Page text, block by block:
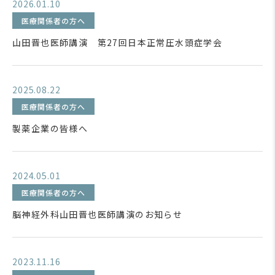
2026.01.10
医療関係者の方へ
山田晋也医師講演 第27回日本正常圧水頭症学会
2025.08.22
医療関係者の方へ
製薬企業の皆様へ
2024.05.01
医療関係者の方へ
脳神経外科山田晋也医師講演のお知らせ
2023.11.16